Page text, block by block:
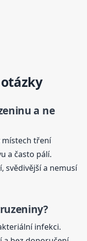
otázky
a ne
místech tření
a často pálí.
svědivější a nemusí
?
infekci.